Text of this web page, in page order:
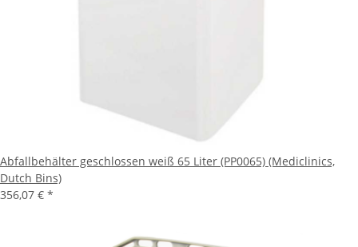
Abfallbehälter geschlossen weiß 65 Liter (PP0065) (Mediclinics,
Dutch Bins)
356,07 € *